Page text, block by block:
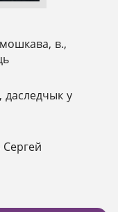
в.,
даследчык у
Сергей